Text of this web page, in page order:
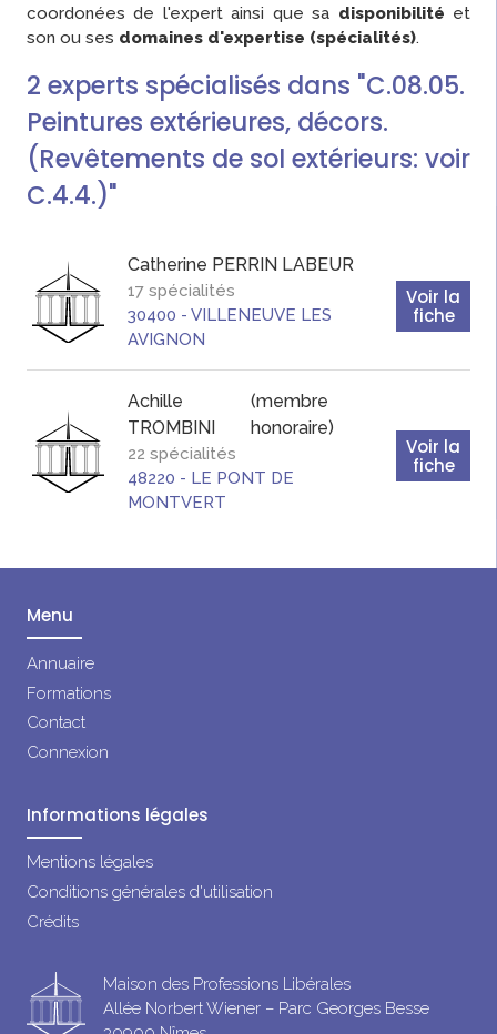
coordonées de l'expert ainsi que sa disponibilité et
son ou ses domaines d'expertise (spécialités).
2 experts spécialisés dans "C.08.05.
Peintures extérieures, décors.
(Revêtements de sol extérieurs: voir
C.4.4.)"
Catherine PERRIN LABEUR
17 spécialités
30400 - VILLENEUVE LES
AVIGNON
Voir la
fiche
Achille
TROMBINI
(membre
honoraire)
22 spécialités
48220 - LE PONT DE
MONTVERT
Voir la
fiche
Menu
Annuaire
Formations
Contact
Connexion
Informations légales
Mentions légales
Conditions générales d'utilisation
Crédits
Maison des Professions Libérales
Allée Norbert Wiener – Parc Georges Besse